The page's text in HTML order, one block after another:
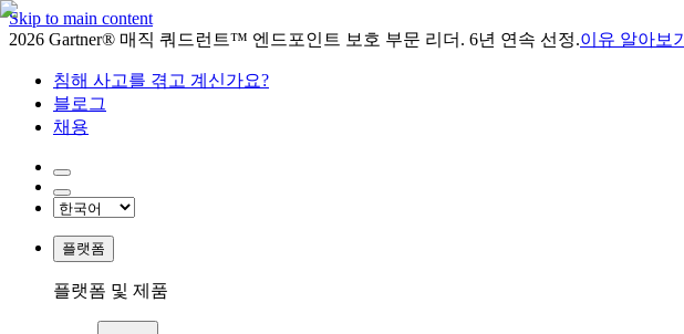
Skip to main content
2026 Gartner® 매직 쿼드런트™ 엔드포인트 보호 부문 리더. 6년 연속 선정.이유 알아보기
침해 사고를 겪고 계신가요?
블로그
채용
플랫폼
플랫폼 및 제품